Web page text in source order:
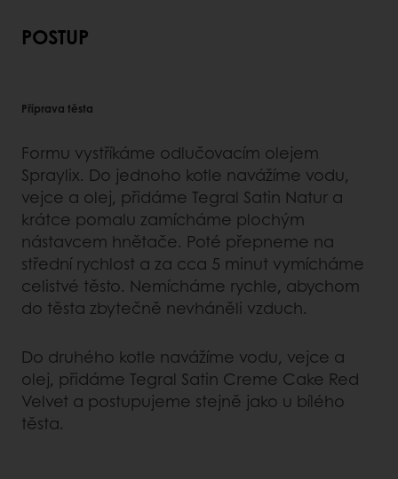
POSTUP
Příprava těsta
Formu vystříkáme odlučovacím olejem
Spraylix. Do jednoho kotle navážíme vodu,
vejce a olej, přidáme Tegral Satin Natur a
krátce pomalu zamícháme plochým
nástavcem hnětače. Poté přepneme na
střední rychlost a za cca 5 minut vymícháme
celistvé těsto. Nemícháme rychle, abychom
do těsta zbytečně nevháněli vzduch.
Do druhého kotle navážíme vodu, vejce a
olej, přidáme Tegral Satin Creme Cake Red
Velvet a postupujeme stejně jako u bílého
těsta.